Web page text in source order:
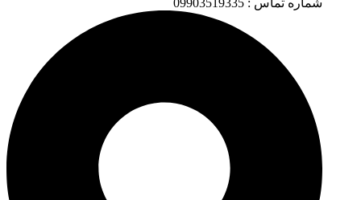
شماره تماس : 09903519335